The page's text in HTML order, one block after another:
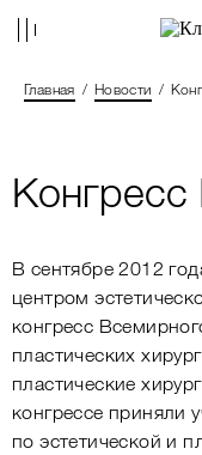
Главная Новости
В сентябре 2012
центром
конгресс
пластических
пластические
конгрессе приняли
по эстетической и